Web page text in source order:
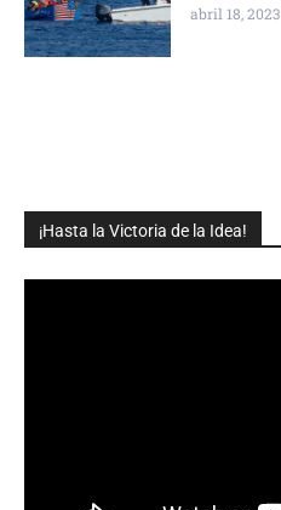
¡Hasta la Victoria de la Idea!
abril 18, 2023